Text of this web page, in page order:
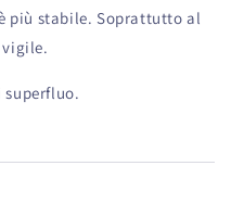
più stabile. Soprattutto al
superfluo.